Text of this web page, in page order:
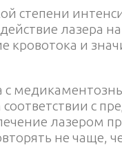
степени
лазера
кровотока и
с
с
лазером
не чаще,